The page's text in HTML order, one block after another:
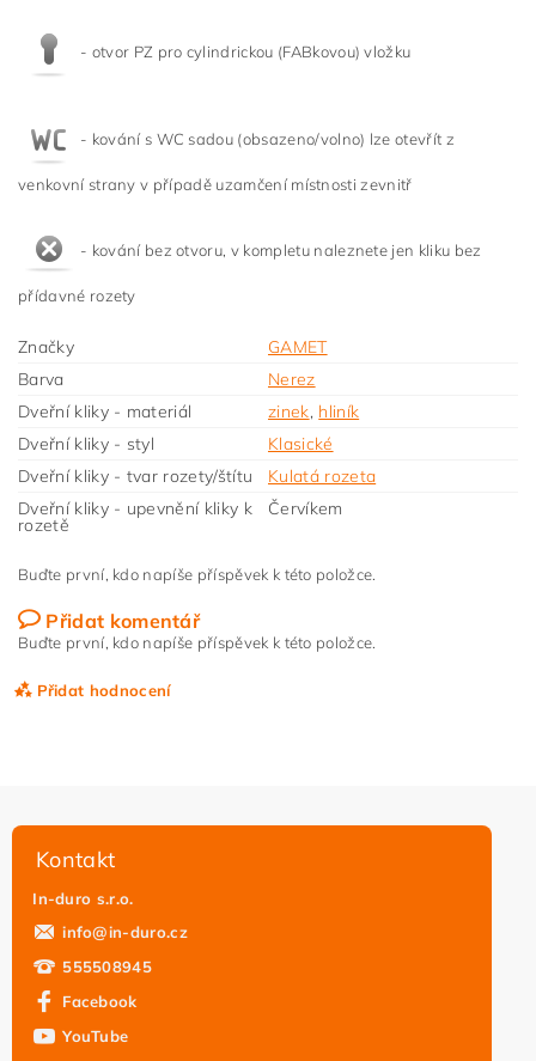
- otvor PZ pro cylindrickou (FABkovou) vložku
- kování s WC sadou (obsazeno/volno) lze otevřít z
venkovní strany v případě uzamčení místnosti zevnitř
- kování bez otvoru, v kompletu naleznete jen kliku bez
přídavné rozety
Značky
GAMET
Barva
Nerez
Dveřní kliky - materiál
zinek, hliník
Dveřní kliky - styl
Klasické
Dveřní kliky - tvar rozety/štítu
Kulatá rozeta
Dveřní kliky - upevnění kliky k
rozetě
Červíkem
Buďte první, kdo napíše příspěvek k této položce.
Přidat komentář
Buďte první, kdo napíše příspěvek k této položce.
Přidat hodnocení
Kontakt
In-duro s.r.o.
info@in-duro.cz
555508945
Facebook
YouTube